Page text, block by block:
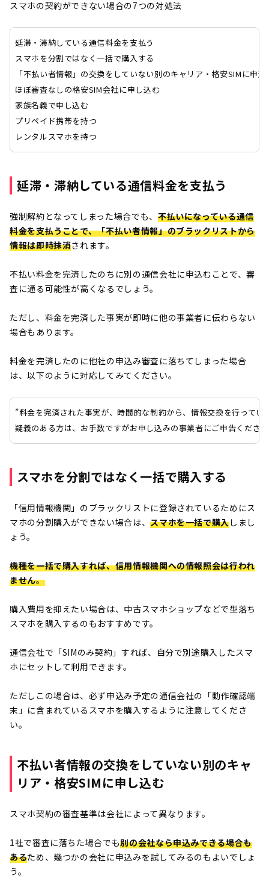
スマホの契約ができない場合の7つの対処法
延滞・滞納している通信料金を支払う
スマホを分割ではなく一括で購入する
「不払い者情報」の交換をしていない別のキャリア・格安SIMに申込
ほぼ審査なしの格安SIM会社に申し込む
家族名義で申し込む
プリペイド携帯を持つ
レンタルスマホを持つ
延滞・滞納している通信料金を支払う
強制解約となってしまった場合でも、 不払いになっている通信
料金を支払うことで、「不払い者情報」のブラックリストから
情報は即時抹消されます。
不払い料金を完済したのちに別の通信会社に申込むことで、審
査に通る可能性が高くなるでしょう。
ただし、料金を完済した事実が即時に他の事業者に伝わらない
場合もあります。
料金を完済したのに他社の申込み審査に落ちてしまった場合
は、以下のように対応してみてください。
”料金を完済された事実が、時間的な制約から、情報交換を行って
疑義のある方は、お手数ですがお申し込みの事業者にご申告くださ
スマホを分割ではなく一括で購入する
「信用情報機関」のブラックリストに登録されているためにス
マホの分割購入ができない場合は、スマホを一括で購入しまし
ょう。
機種を一括で購入すれば、信用情報機関への情報照会は行われ
ません。
購入費用を抑えたい場合は、中古スマホショップなどで型落ち
スマホを購入するのもおすすめです。
通信会社で「SIMのみ契約」すれば、自分で別途購入したスマ
ホにセットして利用できます。
ただしこの場合は、必ず申込み予定の通信会社の「動作確認端
末」に含まれているスマホを購入するように注意してくださ
い。
不払い者情報の交換をしていない別のキャ
リア・格安SIMに申し込む
スマホ契約の審査基準は会社によって異なります。
1社で審査に落ちた場合でも別の会社なら申込みできる場合も
あるため、幾つかの会社に申込みを試してみるのもよいでしょ
う。